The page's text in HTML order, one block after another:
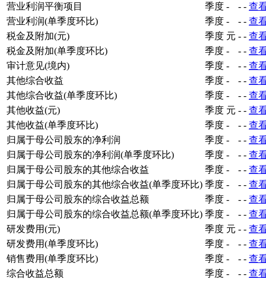
营业利润平衡项目
季度 - - - 查
营业利润(单季度环比)
季度 - - - 查
税金及附加(元)
季度 元 - - 查
税金及附加(单季度环比)
季度 - - - 查
审计意见(境内)
季度 - - - 查
其他综合收益
季度 - - - 查
其他综合收益(单季度环比)
季度 - - - 查
其他收益(元)
季度 元 - - 查
其他收益(单季度环比)
季度 - - - 查
归属于母公司股东的净利润
季度 - - - 查
归属于母公司股东的净利润(单季度环比)
季度 - - - 查
归属于母公司股东的其他综合收益
季度 - - - 查
归属于母公司股东的其他综合收益(单季度环比) 季度 - - - 查
归属于母公司股东的综合收益总额
季度 - - - 查
归属于母公司股东的综合收益总额(单季度环比) 季度 - - - 查
研发费用(元)
季度 元 - - 查
研发费用(单季度环比)
季度 - - - 查
销售费用(单季度环比)
季度 - - - 查
综合收益总额
季度 - - - 查